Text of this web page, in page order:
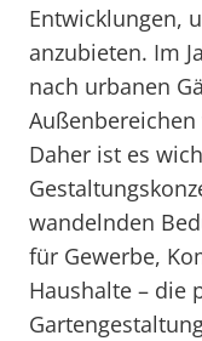
Entwicklungen,
anzubieten. Im
nach urbanen
Daher ist es
wandelnden
für Gewerbe,
Haushalte – die